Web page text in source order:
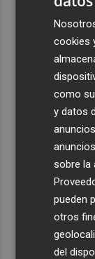
cookies
como
y datos
sobre la
pueden
otros
del